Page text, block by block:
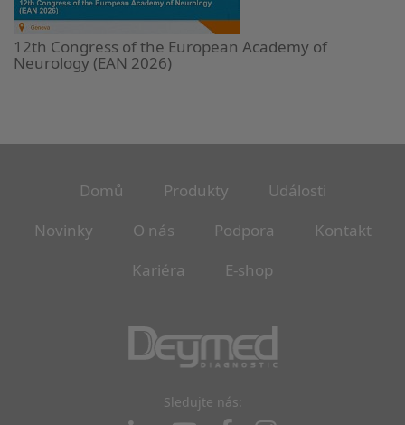
12th Congress of the European Academy of
Neurology (EAN 2026)
Domů Produkty
Události
Novinky
O nás Podpora
Kontakt
Kariéra
E-shop
Sledujte nás: